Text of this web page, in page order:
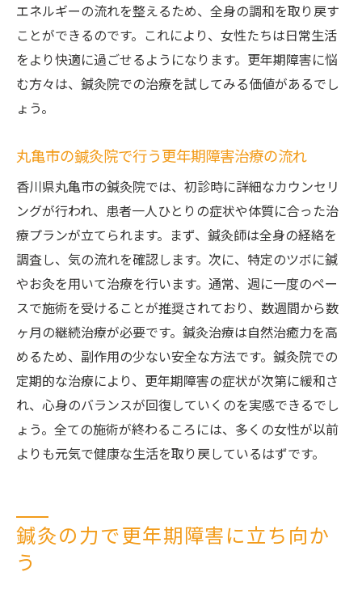
エネルギーの流れを整えるため、全身の調和を取り戻す
ことができるのです。これにより、女性たちは日常生活
をより快適に過ごせるようになります。更年期障害に悩
む方々は、鍼灸院での治療を試してみる価値があるでし
ょう。
丸亀市の鍼灸院で行う更年期障害治療の流れ
香川県丸亀市の鍼灸院では、初診時に詳細なカウンセリ
ングが行われ、患者一人ひとりの症状や体質に合った治
療プランが立てられます。まず、鍼灸師は全身の経絡を
調査し、気の流れを確認します。次に、特定のツボに鍼
やお灸を用いて治療を行います。通常、週に一度のペー
スで施術を受けることが推奨されており、数週間から数
ヶ月の継続治療が必要です。鍼灸治療は自然治癒力を高
めるため、副作用の少ない安全な方法です。鍼灸院での
定期的な治療により、更年期障害の症状が次第に緩和さ
れ、心身のバランスが回復していくのを実感できるでし
ょう。全ての施術が終わるころには、多くの女性が以前
よりも元気で健康な生活を取り戻しているはずです。
鍼灸の力で更年期障害に立ち向か
う